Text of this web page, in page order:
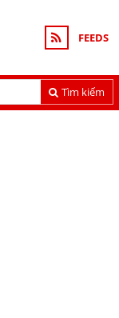
FEEDS
Tìm kiếm